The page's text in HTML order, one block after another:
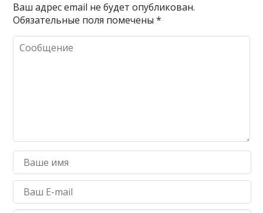
Ваш адрес email не будет опубликован.
Обязательные поля помечены*